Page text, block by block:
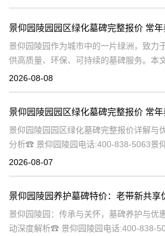
尽
景仰园陵园作为城市中的一片绿洲，致力
供高质量、环保、可持续的墓碑服务。本
详细解析景仰园陵园园区绿化墓碑的完整报
2026-08-08
景仰园陵园园区绿化墓碑完整报价详解与
分析☎ 景仰园陵园电话:400-838-5063景
陵园作为一家专业的陵园服务机构，致力于
2026-08-07
景仰园陵园：传承与关怀，墓碑养护与优
动深度解析☎ 景仰园陵园电话:400-838-